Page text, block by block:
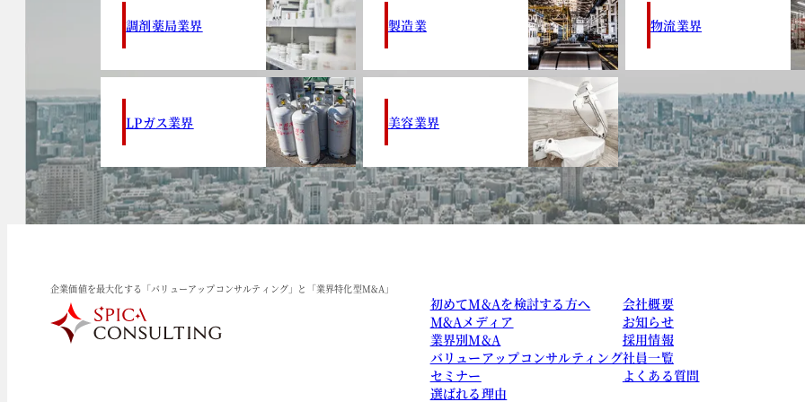
調剤薬局業界 製造業 物流業界
LPガス業界 美容業界
企業価値を最大化する「バリューアップコンサルティング」と「業界特化型M&A」
初めてM&Aを検討する方へ
M&Aメディア
業界別M&A
バリューアップコンサルティング
セミナー
選ばれる理由
会社概要
お知らせ
採用情報
社員一覧
よくある質問